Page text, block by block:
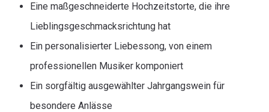
Eine maßgeschneiderte Hochzeitstorte, die ihre
Lieblingsgeschmacksrichtung hat
Ein personalisierter Liebessong, von einem
professionellen Musiker komponiert
Ein sorgfältig ausgewählter Jahrgangswein für
besondere Anlässe